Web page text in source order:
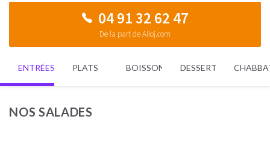
04 91 32 62 47
De la part de Alloj.com
ENTRÉES PLATS BOISSONS DESSERTS
NOS SALADES